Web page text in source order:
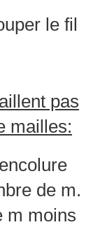
le fil
pas
mailles:
de m.
m moins